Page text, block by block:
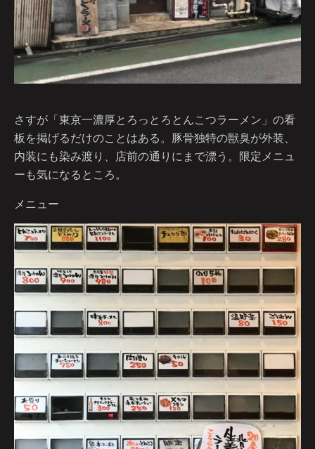
さすが「東京一濃厚とろっとろとんこつラーメン」の看
板を掲げるだけのことはある。豚骨独特の獣臭が外装、
内装にも染み渡り、店前の通りにまで漂う。限定メニュ
ーも気になるところ。
メニュー